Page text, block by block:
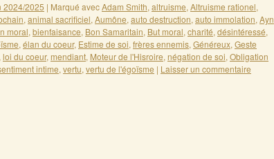
2024/2025 | Marqué avecAdam Smith, altruisme, Altruisme rationel,
, animal sacrificiel, Aumône, auto destruction, auto immolation, Ayn
moral, bienfaisance, Bon Samaritain, But moral, charité, désintéressé,
, élan du coeur, Estime de soi, frères ennemis, Généreux, Geste
loi du coeur, mendiant, Moteur de l'Hisroire, négation de soi, Obligation
intime, vertu, vertu de l'égoïsme | Laisser un commentaire